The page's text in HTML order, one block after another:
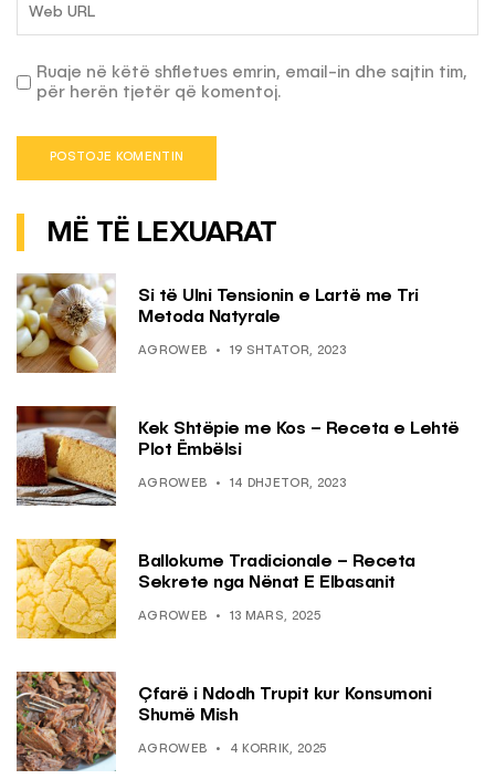
Ruaje në këtë shfletues emrin, email-in dhe sajtin tim,
për herën tjetër që komentoj.
MË TË LEXUARAT
Si të Ulni Tensionin e Lartë me Tri
Metoda Natyrale
AGROWEB 19 SHTATOR, 2023
Kek Shtëpie me Kos – Receta e Lehtë
Plot Ëmbëlsi
AGROWEB 14 DHJETOR, 2023
Ballokume Tradicionale – Receta
Sekrete nga Nënat E Elbasanit
AGROWEB 13 MARS, 2025
Çfarë i Ndodh Trupit kur Konsumoni
Shumë Mish
AGROWEB 4 KORRIK, 2025